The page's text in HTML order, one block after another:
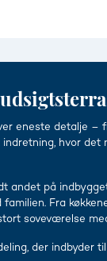
eneste detalje –
hvor det
andet på
Fra
soveværelse
der indbyder